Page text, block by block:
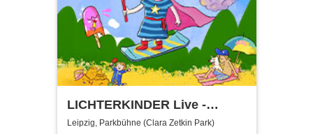
LICHTERKINDER Live -
Sommer Mitmachspaß 2026
Leipzig, Parkbühne (Clara Zetkin Park)